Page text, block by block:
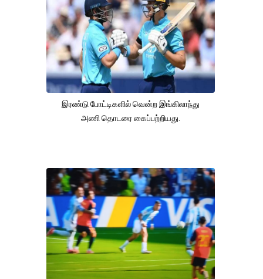
இரண்டு போட்டிகளில் வென்ற இங்கிலாந்து
அணி தொடரை கைப்பற்றியது.